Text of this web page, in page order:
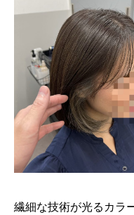
繊細な技術が光るカラ